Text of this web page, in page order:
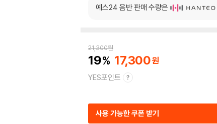
예스24 음반 판매 수량은
21,300원
19 17,300
YES포인트
사용 가능한 쿠폰 받기